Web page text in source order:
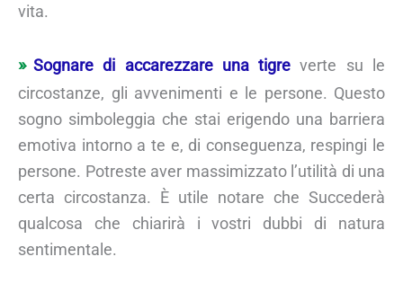
vita.
Sognare di accarezzare una tigre verte su le
circostanze, gli avvenimenti e le persone. Questo
sogno simboleggia che stai erigendo una barriera
emotiva intorno a te e, di conseguenza, respingi le
persone. Potreste aver massimizzato l’utilità di una
certa circostanza. È utile notare che Succederà
qualcosa che chiarirà i vostri dubbi di natura
sentimentale.